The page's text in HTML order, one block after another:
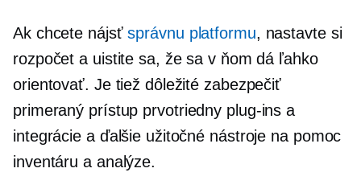
Ak chcete nájsťsprávnu platformu, nastavte si
rozpočet a uistite sa, že sa v ňom dá ľahko
orientovať. Je tiež dôležité zabezpečiť
primeraný prístup prvotriedny plug-ins a
integrácie a ďalšie užitočné nástroje na pomoc
inventáru a analýze.